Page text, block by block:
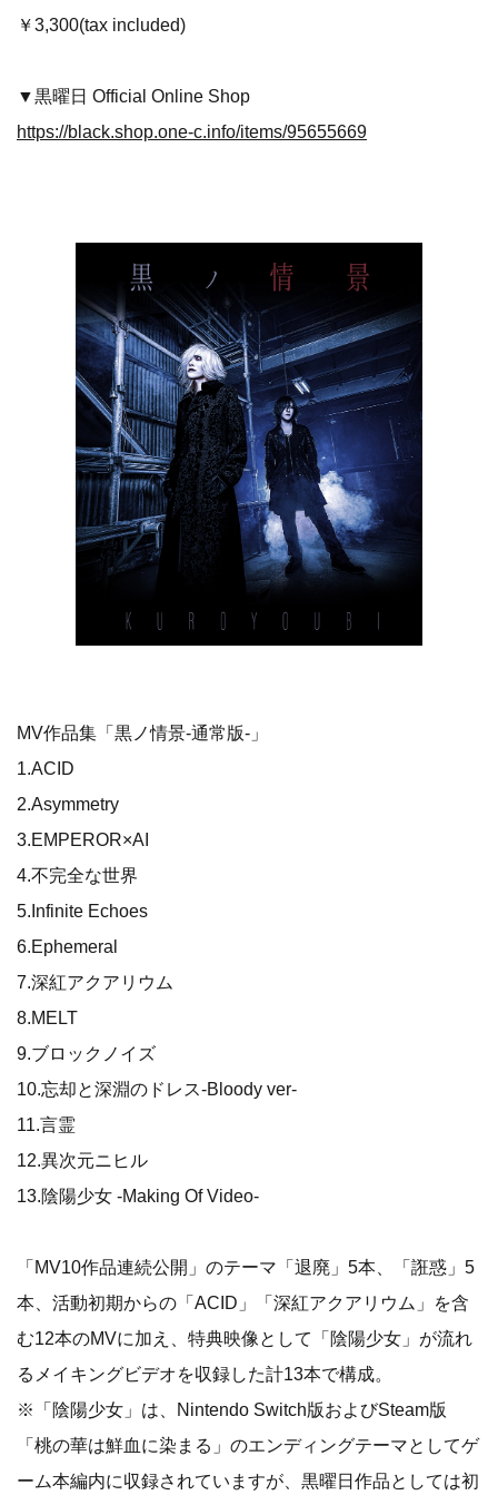
￥3,300(tax included)
▼黒曜日 Official Online Shop
https://black.shop.one-c.info/items/95655669
MV作品集「黒ノ情景-通常版-」
1.ACID
2.Asymmetry
3.EMPEROR×AI
4.不完全な世界
5.Infinite Echoes
6.Ephemeral
7.深紅アクアリウム
8.MELT
9.ブロックノイズ
10.忘却と深淵のドレス-Bloody ver-
11.言霊
12.異次元ニヒル
13.陰陽少女 -Making Of Video-
「MV10作品連続公開」のテーマ「退廃」5本、「誑惑」5
本、活動初期からの「ACID」「深紅アクアリウム」を含
む12本のMVに加え、特典映像として「陰陽少女」が流れ
るメイキングビデオを収録した計13本で構成。
※「陰陽少女」は、Nintendo Switch版およびSteam版
「桃の華は鮮血に染まる」のエンディングテーマとしてゲ
ーム本編内に収録されていますが、黒曜日作品としては初